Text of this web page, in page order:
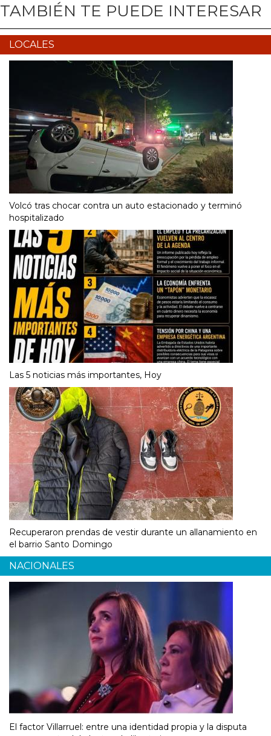
TAMBIÉN TE PUEDE INTERESAR
LOCALES
Volcó tras chocar contra un auto estacionado y terminó
hospitalizado
Las 5 noticias más importantes, Hoy
Recuperaron prendas de vestir durante un allanamiento en
el barrio Santo Domingo
NACIONALES
El factor Villarruel: entre una identidad propia y la disputa